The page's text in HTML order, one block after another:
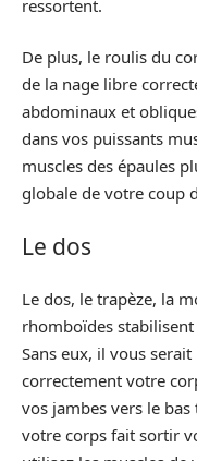
ressortent.
De plus, le roulis du
de la nage libre
abdominaux et
dans vos puissants
muscles des épaules
globale de votre coup
Le dos
Le dos, le trapèze, la
rhomboïdes
Sans eux, il vous
correctement votre
vos jambes vers le
votre corps fait sortir